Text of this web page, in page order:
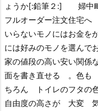
ょうか[:鉛筆２:] 婦中
フルオーダー注文住宅へ
いらないモノにはお金を
には好みのモノを選んで
家の値段の高い安い関
面を書き直せる 。
ちろん トイレのフタの
自由度の高さが 大変 気